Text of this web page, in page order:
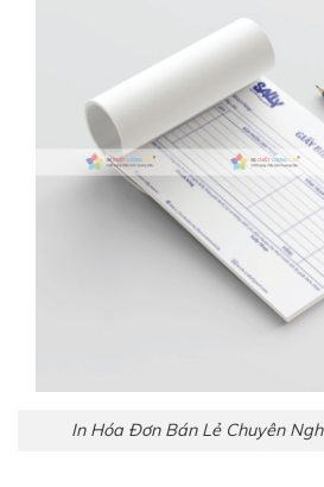
In Hóa Đơn Bán Lẻ Chuyên